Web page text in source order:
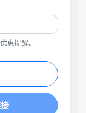
惠提醒。